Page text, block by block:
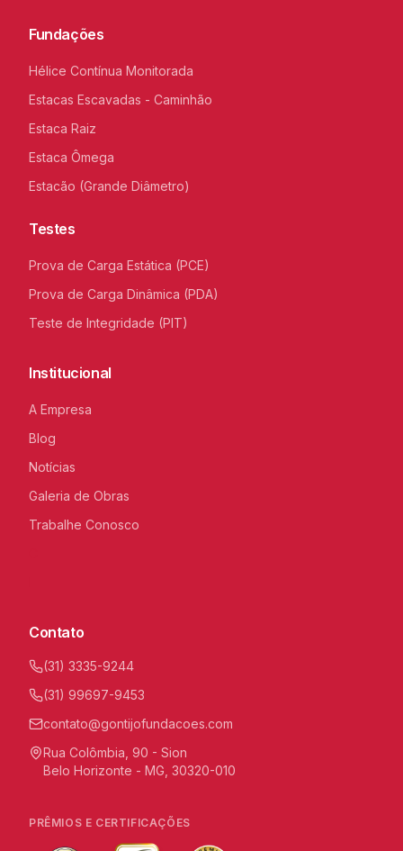
Fundações
Hélice Contínua Monitorada
Estacas Escavadas - Caminhão
Estaca Raiz
Estaca Ômega
Estacão (Grande Diâmetro)
Testes
Prova de Carga Estática (PCE)
Prova de Carga Dinâmica (PDA)
Teste de Integridade (PIT)
Institucional
A Empresa
Blog
Notícias
Galeria de Obras
Trabalhe Conosco
Contato
(31) 3335-9244
(31) 99697-9453
contato@gontijofundacoes.com
Rua Colômbia, 90 - Sion
Belo Horizonte - MG, 30320-010
PRÊMIOS E CERTIFICAÇÕES